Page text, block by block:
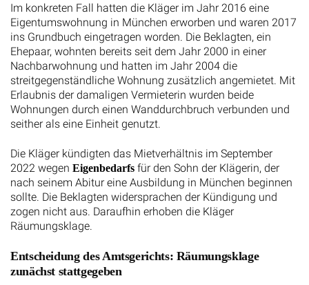
Im konkreten Fall hatten die Kläger im Jahr 2016 eine
Eigentumswohnung in München erworben und waren 2017
ins Grundbuch eingetragen worden. Die Beklagten, ein
Ehepaar, wohnten bereits seit dem Jahr 2000 in einer
Nachbarwohnung und hatten im Jahr 2004 die
streitgegenständliche Wohnung zusätzlich angemietet. Mit
Erlaubnis der damaligen Vermieterin wurden beide
Wohnungen durch einen Wanddurchbruch verbunden und
seither als eine Einheit genutzt.
Die Kläger kündigten das Mietverhältnis im September
2022 wegen Eigenbedarfs für den Sohn der Klägerin, der
nach seinem Abitur eine Ausbildung in München beginnen
sollte. Die Beklagten widersprachen der Kündigung und
zogen nicht aus. Daraufhin erhoben die Kläger
Räumungsklage.
Entscheidung des Amtsgerichts: Räumungsklage
zunächst stattgegeben